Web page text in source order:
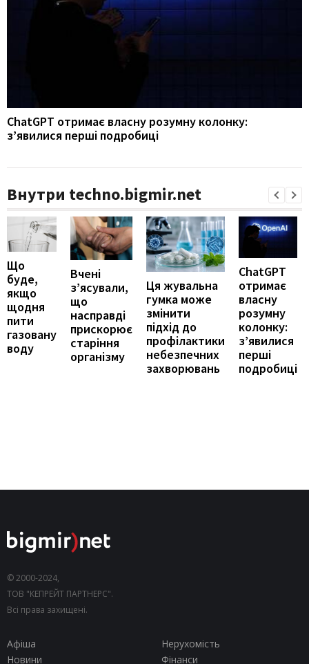
ChatGPT отримає власну розумну колонку:
з’явилися перші подробиці
Внутри techno.bigmir.net
Що
буде,
якщо
щодня
пити
газовану
воду
Вчені
з’ясували,
що
насправді
прискорює
старіння
організму
Ця жувальна
гумка може
змінити
підхід до
профілактики
небезпечних
захворювань
ChatGPT
отримає
власну
розумну
колонку:
з’явилися
перші
подробиці
© 2000-2024,
ТОВ "КЕПРЕЙТ ПАРТНЕРС".
Всі права захищені.
Афіша
Нерухомість
Новини
Фінанси